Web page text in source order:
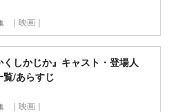
｜映画｜
しかじか』キャスト・登場人
/あらすじ
｜映画｜